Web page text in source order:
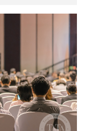
稅與資產保障
與高資產家庭
劃最新趨勢。